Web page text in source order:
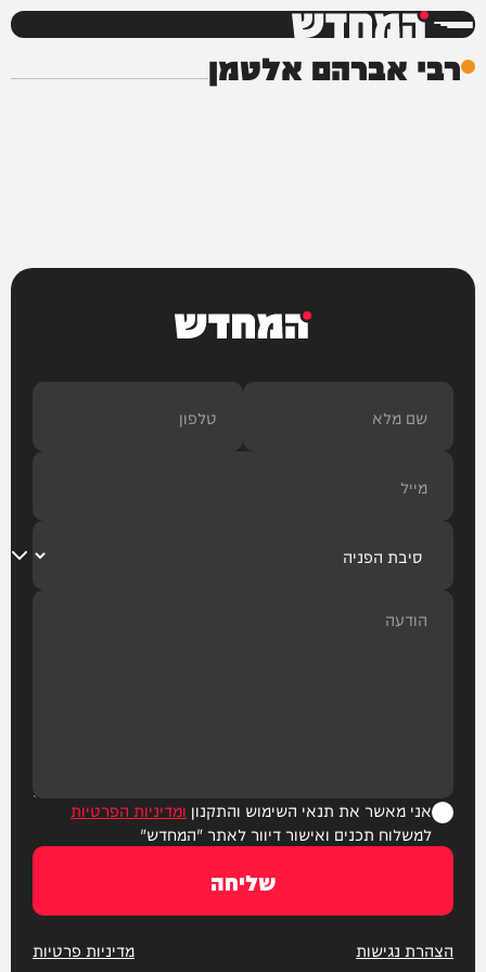
המחדש
רבי אברהם אלטמן
המחדש
אני מאשר את תנאי השימוש והתקנון ומדיניות הפרטיות
למשלוח תכנים ואישור דיוור לאתר "המחדש"
שליחה
הצהרת נגישות מדיניות פרטיות